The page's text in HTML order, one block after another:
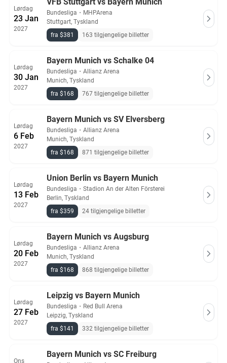
Lørdag
23 Jan
2027
Bundesliga ・ MHPArena
Stuttgart, Tyskland
fra $381
163 tilgjengelige billetter
Lørdag
30 Jan
2027
Bayern Munich vs Schalke 04
Bundesliga ・ Allianz Arena
Munich, Tyskland
fra $168
767 tilgjengelige billetter
Lørdag
6 Feb
2027
Bayern Munich vs SV Elversberg
Bundesliga ・ Allianz Arena
Munich, Tyskland
fra $168
871 tilgjengelige billetter
Lørdag
13 Feb
2027
Union Berlin vs Bayern Munich
Bundesliga ・ Stadion An der Alten Försterei
Berlin, Tyskland
fra $359
24 tilgjengelige billetter
Lørdag
20 Feb
2027
Bayern Munich vs Augsburg
Bundesliga ・ Allianz Arena
Munich, Tyskland
fra $168
868 tilgjengelige billetter
Lørdag
27 Feb
2027
Leipzig vs Bayern Munich
Bundesliga ・ Red Bull Arena
Leipzig, Tyskland
fra $141
332 tilgjengelige billetter
Ons
Bayern Munich vs SC Freiburg